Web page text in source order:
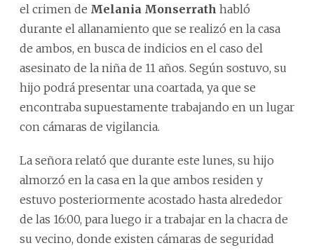
el crimen de Melania Monserrath habló
durante el allanamiento que se realizó en la casa
de ambos, en busca de indicios en el caso del
asesinato de la niña de 11 años. Según sostuvo, su
hijo podrá presentar una coartada, ya que se
encontraba supuestamente trabajando en un lugar
con cámaras de vigilancia.
La señora relató que durante este lunes, su hijo
almorzó en la casa en la que ambos residen y
estuvo posteriormente acostado hasta alrededor
de las 16:00, para luego ir a trabajar en la chacra de
su vecino, donde existen cámaras de seguridad